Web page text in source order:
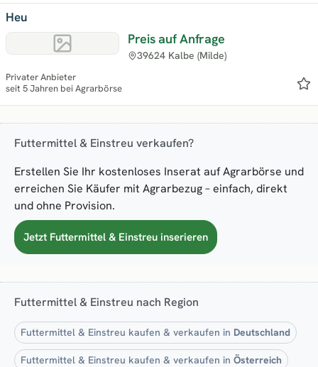
Heu
Preis auf Anfrage
39624 Kalbe (Milde)
Privater Anbieter
seit 5 Jahren bei Agrarbörse
Futtermittel & Einstreu verkaufen?
Erstellen Sie Ihr kostenloses Inserat auf Agrarbörse und
erreichen Sie Käufer mit Agrarbezug – einfach, direkt
und ohne Provision.
Jetzt Futtermittel & Einstreu inserieren
Futtermittel & Einstreu nach Region
Futtermittel & Einstreu kaufen & verkaufen in Deutschland
Futtermittel & Einstreu kaufen & verkaufen in Österreich